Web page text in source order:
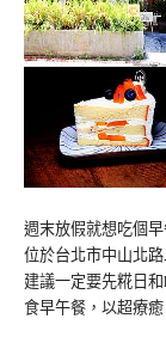
週末放假就想吃個
位於台北市中山北
建議一定要先糀日
食早午餐，以超療